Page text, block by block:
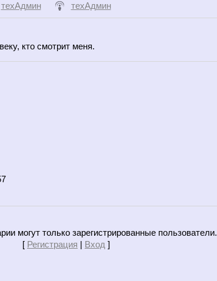
техАдмин техАдмин
кто смотрит меня.
могут только зарегистрированные пользователи.
[ Регистрация Вход ]